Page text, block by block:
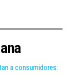
a consumidores: